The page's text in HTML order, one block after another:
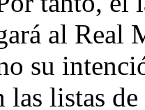
al Real
su
las listas